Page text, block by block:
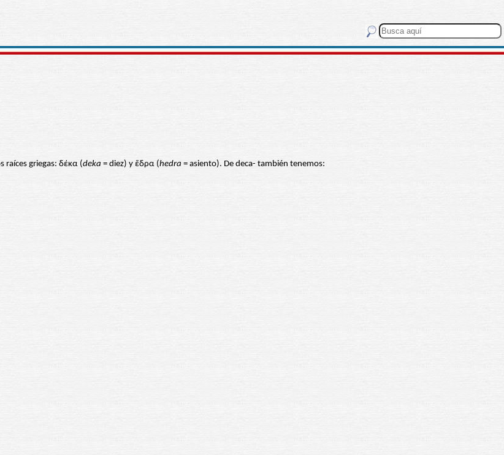
raíces griegas: δέκα (deka = diez) y ἕδρα (hedra = asiento). De deca- también tenemos: